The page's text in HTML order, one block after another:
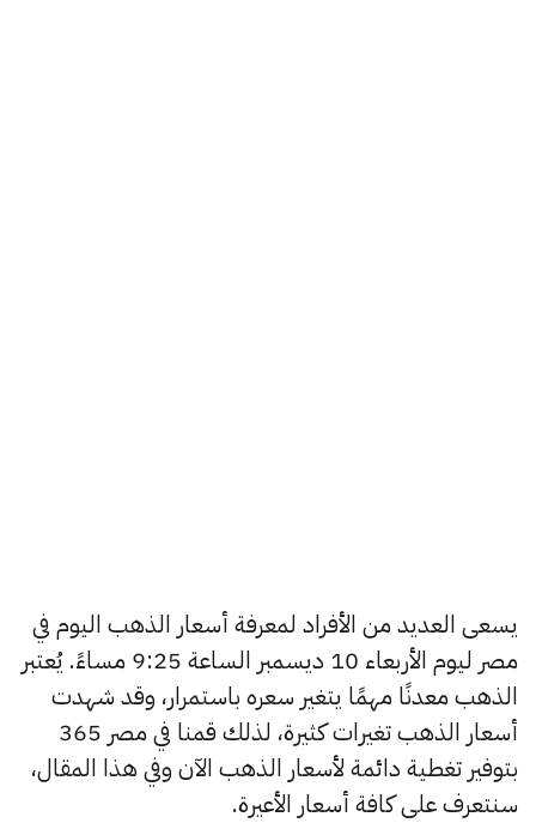
يسعى العديد من الأفراد لمعرفة أسعار الذهب اليوم في
مصر ليوم الأربعاء 10 ديسمبر الساعة 9:25 مساءً. يُعتبر
الذهب معدنًا مهمًا يتغير سعره باستمرار، وقد شهدت
أسعار الذهب تغيرات كثيرة، لذلك قمنا في مصر 365
بتوفير تغطية دائمة لأسعار الذهب الآن وفي هذا المقال،
سنتعرف على كافة أسعار الأعيرة.